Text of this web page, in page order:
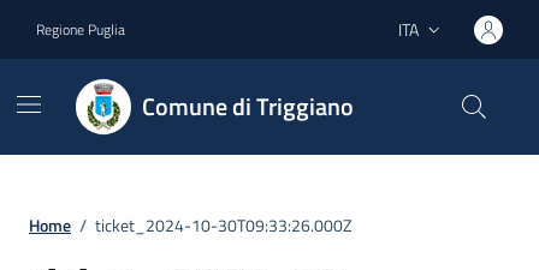
Regione Puglia Lingua attiva:
ITA
Comune di Triggiano
Home / ticket_2024-10-30T09:33:26.000Z